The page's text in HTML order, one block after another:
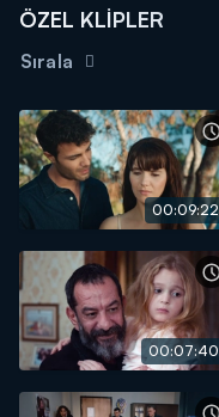
20.00’de Kanal D’de.
ÖZEL KLİPLER
Sırala
00:09:22
00:07:40